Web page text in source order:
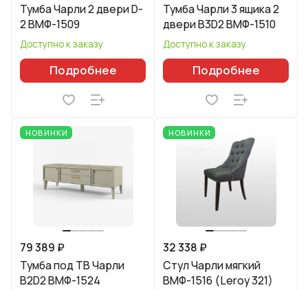
Тумба Чарли 2 двери D-
2 ВМФ-1509
Доступно к заказу
Подробнее
Тумба Чарли 3 ящика 2
двери B3D2 ВМФ-1510
Доступно к заказу
Подробнее
НОВИНКИ
79 389 ₽
Тумба под ТВ Чарли
B2D2 ВМФ-1524
НОВИНКИ
32 338 ₽
Стул Чарли мягкий
ВМФ-1516 (Leroy 321)